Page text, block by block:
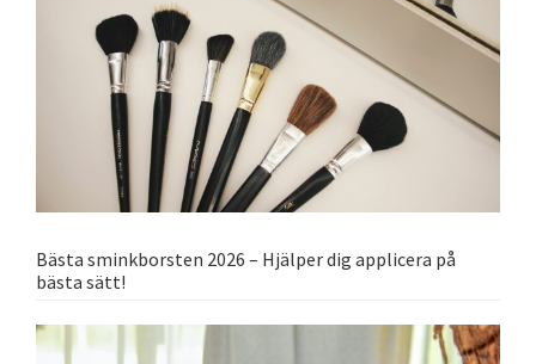
Bästa sminkborsten 2026 – Hjälper dig applicera på
bästa sätt!